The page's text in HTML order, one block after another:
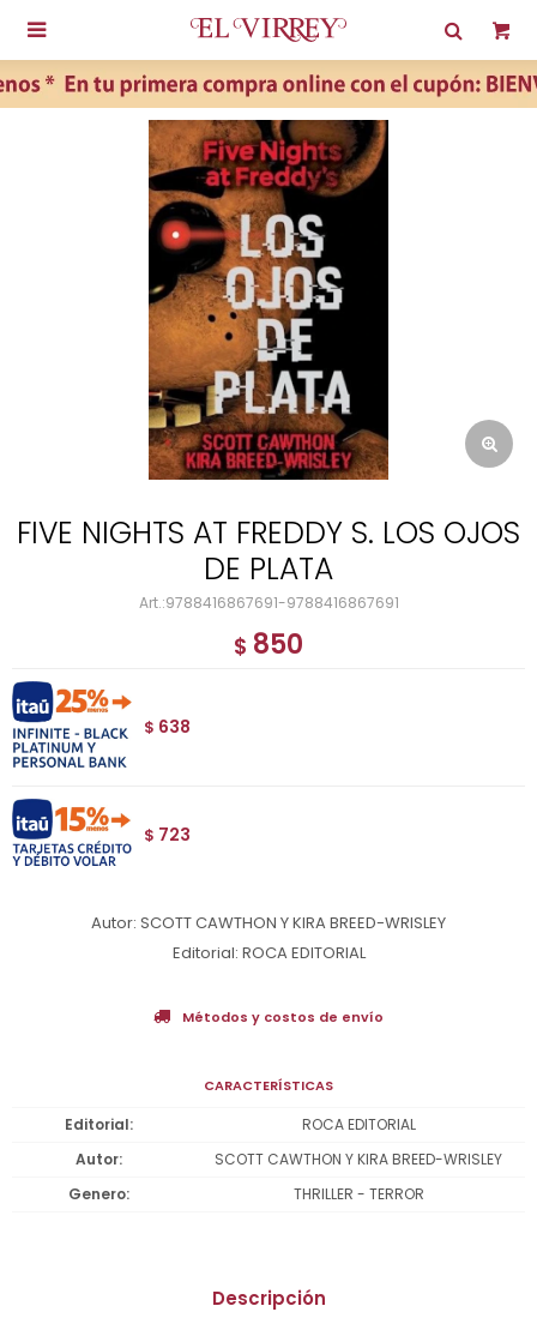

FIVE NIGHTS AT FREDDY S. LOS OJOS
DE PLATA
9788416867691-9788416867691
$ 850
$ 638
$ 723
Autor: SCOTT CAWTHON Y KIRA BREED-WRISLEY
Editorial: ROCA EDITORIAL
Métodos y costos de envío
CARACTERÍSTICAS
Editorial
ROCA EDITORIAL
Autor
SCOTT CAWTHON Y KIRA BREED-WRISLEY
Genero
THRILLER - TERROR
Descripción